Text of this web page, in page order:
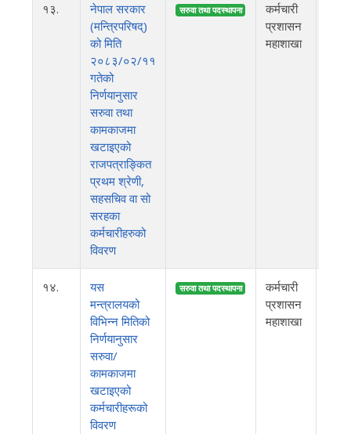
१३.
नेपाल सरकार
(मन्त्रिपरिषद्)
को मिति
२०८३/०२/११
गतेको
निर्णयानुसार
सरुवा तथा
कामकाजमा
खटाइएको
राजपत्राङ्कित
प्रथम श्रेणी,
सहसचिव वा सो
सरहका
कर्मचारीहरुको
विवरण
सरुवा तथा पदस्थापना
कर्मचारी
प्रशासन
महाशाखा
१४.
यस
मन्त्रालयको
विभिन्न मितिको
निर्णयानुसार
सरुवा/
कामकाजमा
खटाइएको
कर्मचारीहरूको
विवरण
सरुवा तथा पदस्थापना
कर्मचारी
प्रशासन
महाशाखा